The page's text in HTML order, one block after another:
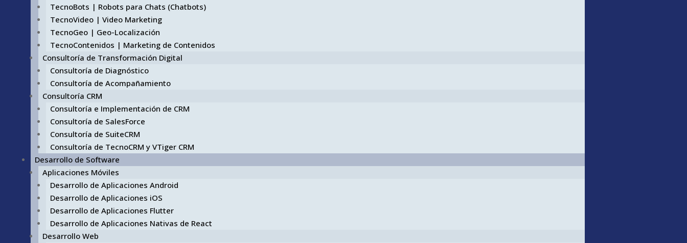
TecnoBots | Robots para Chats (Chatbots)
TecnoVideo | Video Marketing
TecnoGeo | Geo-Localización
TecnoContenidos | Marketing de Contenidos
Consultoría de Transformación Digital
Consultoría de Diagnóstico
Consultoría de Acompañamiento
Consultoría CRM
Consultoría e Implementación de CRM
Consultoría de SalesForce
Consultoría de SuiteCRM
Consultoría de TecnoCRM y VTiger CRM
Desarrollo de Software
Aplicaciones Móviles
Desarrollo de Aplicaciones Android
Desarrollo de Aplicaciones iOS
Desarrollo de Aplicaciones Flutter
Desarrollo de Aplicaciones Nativas de React
Desarrollo Web